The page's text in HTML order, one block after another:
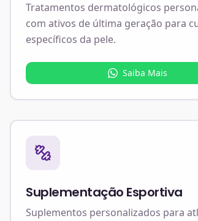
Tratamentos dermatológicos
com ativos de última geração para
específicos da pele.
Saiba Mais
Suplementação Esportiva
Suplementos personalizados para